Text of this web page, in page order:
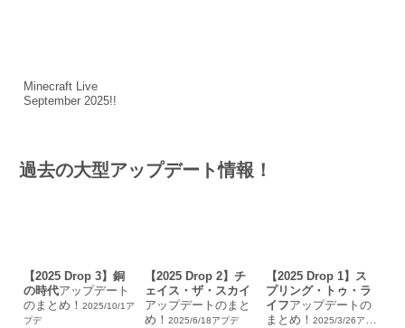
Minecraft Live
September 2025!!
過去の大型アップデート情報！
【2025 Drop 3】銅
の時代アップデート
のまとめ！ 2025/10/1ア
プデ
【2025 Drop 2】チ
ェイス・ザ・スカイ
アップデートのまと
め！ 2025/6/18アプデ
【2025 Drop 1】ス
プリング・トゥ・ラ
イフアップデートの
まとめ！ 2025/3/26アプ